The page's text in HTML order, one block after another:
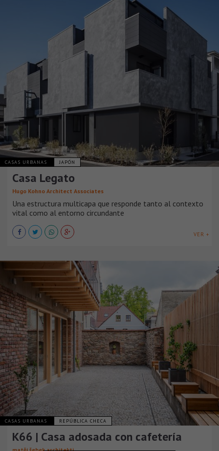
CASAS URBANAS JAPÓN
Casa Legato
Hugo Kohno Architect Associates
Una estructura multicapa que responde tanto al contexto
vital como al entorno circundante
VER +
CASAS URBANAS REPÚBLICA CHECA
K66 | Casa adosada con cafetería